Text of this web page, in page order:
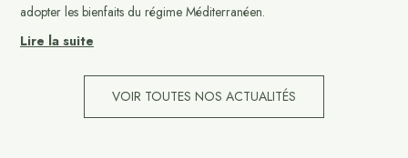
adopter les bienfaits du régime Méditerranéen.
Lire la suite
VOIR TOUTES NOS ACTUALITÉS